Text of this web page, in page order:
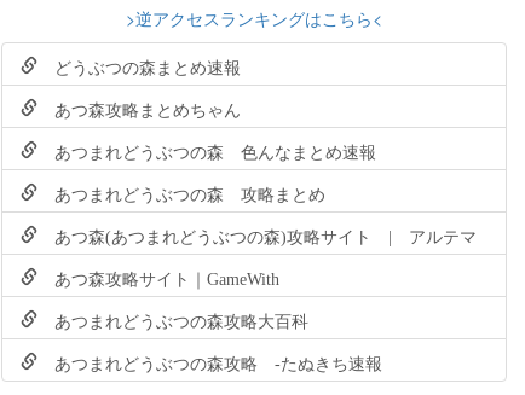
>逆アクセスランキングはこちら<
どうぶつの森まとめ速報
あつ森攻略まとめちゃん
あつまれどうぶつの森 色んなまとめ速報
あつまれどうぶつの森 攻略まとめ
あつ森(あつまれどうぶつの森)攻略サイト | アルテマ
あつ森攻略サイト｜GameWith
あつまれどうぶつの森攻略大百科
あつまれどうぶつの森攻略 -たぬきち速報